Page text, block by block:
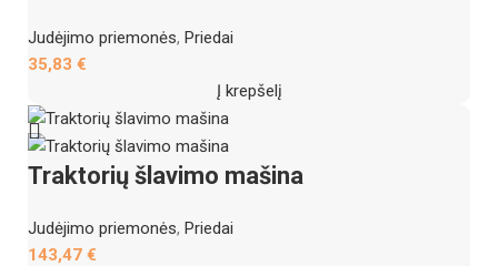
Judėjimo priemonės, Priedai
35,83 €
Į krepšelį
Traktorių šlavimo mašina
Judėjimo priemonės, Priedai
143,47 €